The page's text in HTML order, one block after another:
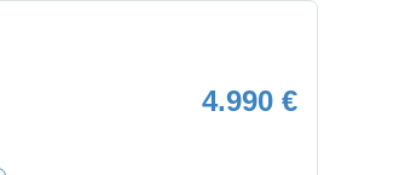
4.990 €